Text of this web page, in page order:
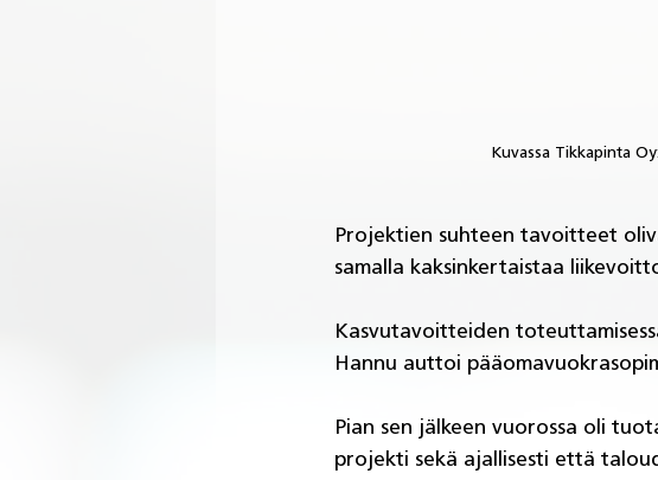
Kuvassa Tikkapinta
Projektien suhteen tavoitteet
samalla kaksinkertaistaa
Kasvutavoitteiden
Hannu auttoi
Pian sen jälkeen vuorossa oli
projekti sekä ajallisesti että